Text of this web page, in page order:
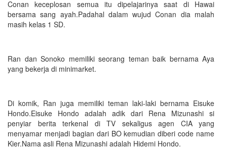
Conan keceplosan semua itu dipelajarinya saat di Hawai
bersama sang ayah.Padahal dalam wujud Conan dia malah
masih kelas 1 SD.
Ran dan Sonoko memiliki seorang teman baik bernama Aya
yang bekerja di minimarket.
Di komik, Ran juga memiliki teman laki-laki bernama Eisuke
Hondo.Eisuke Hondo adalah adik dari Rena Mizunashi si
penyiar berita terkenal di TV sekaligus agen CIA yang
menyamar menjadi bagian dari BO kemudian diberi code name
Kier.Nama asli Rena Mizunashi adalah Hidemi Hondo.